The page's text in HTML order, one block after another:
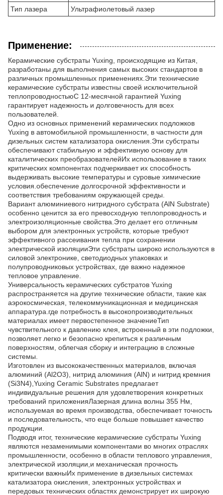
Тип лазера
Ультрафиолетовый лазер
Применение:
Керамические субстраты Yuxing, происходящие из Китая,
разработаны для выполнения самых высоких стандартов в
различных промышленных применениях.Эти технические
керамические субстраты известны своей исключительной
теплопроводностьюС 12-месячной гарантией Yuxing
гарантирует надежность и долговечность для всех
пользователей.
Одно из основных применений керамических подложков
Yuxing в автомобильной промышленности, в частности для
дизельных систем катализатора окисления.Эти субстраты
обеспечивают стабильную и эффективную основу для
каталитических преобразователейИх использование в таких
критических компонентах подчеркивает их способность
выдерживать высокие температуры и суровые химические
условия.обеспечение долгосрочной эффективности и
соответствия требованиям окружающей среды.
Вариант алюминиевого нитридного субстрата (AlN Substrate)
особенно ценится за его превосходную теплопроводность и
электроизоляционные свойства.Это делает его отличным
выбором для электронных устройств, которые требуют
эффективного рассеивания тепла при сохранении
электрической изоляцииЭти субстраты широко используются в
силовой электронике, светодиодных упаковках и
полупроводниковых устройствах, где важно надежное
тепловое управление.
Универсальность керамических субстратов Yuxing
распространяется на другие технические области, такие как
аэрокосмическая, телекоммуникационная и медицинская
аппаратура.где потребность в высокопроизводительных
материалах имеет первостепенное значениеТип
чувствительного к давлению клея, встроенный в эти подложки,
позволяет легко и безопасно крепиться к различным
поверхностям, облегчая сборку и интеграцию в сложные
системы.
Изготовлен из высококачественных материалов, включая
алюминий (Al2O3), нитрид алюминия (AlN) и нитрид кремния
(Si3N4),Yuxing Ceramic Substrates предлагает
индивидуальные решения для удовлетворения конкретных
требований приложенияЛазерная длина волны 355 Нм,
используемая во время производства, обеспечивает точность
и последовательность, что еще больше повышает качество
продукции.
Подводя итог, технические керамические субстраты Yuxing
являются незаменимыми компонентами во многих отраслях
промышленности, особенно в области теплового управления,
электрической изоляции,и механическая прочность
критически важныИх применение в дизельных системах
катализатора окисления, электронных устройствах и
передовых технических областях демонстрирует их широкую